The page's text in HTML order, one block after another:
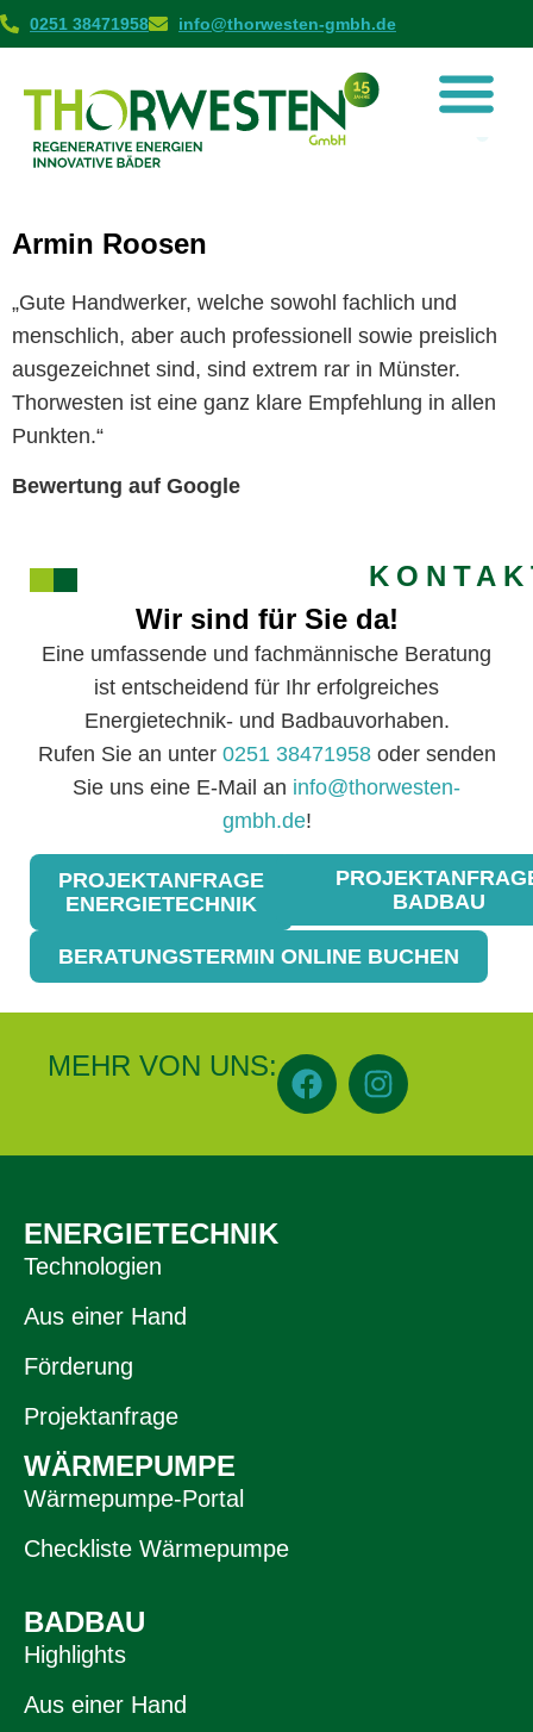
0251 38471958 info@thorwesten-gmbh.de
Armin Roosen
„Gute Handwerker, welche sowohl fachlich und
menschlich, aber auch professionell sowie preislich
ausgezeichnet sind, sind extrem rar in Münster.
Thorwesten ist eine ganz klare Empfehlung in allen
Punkten.“
Bewertung auf Google
Wir sind für Sie da!
Eine umfassende und fachmännische Beratung
ist entscheidend für Ihr erfolgreiches
Energietechnik- und Badbauvorhaben.
Rufen Sie an unter 0251 38471958oder senden
Sie uns eine E-Mail an info@thorwesten-
gmbh.de!
PROJEKTANFRAGE
ENERGIETECHNIK
BADBAU
BERATUNGSTERMIN ONLINE BUCHEN
MEHR VON UNS:
ENERGIETECHNIK
Technologien
Aus einer Hand
Förderung
Projektanfrage
WÄRMEPUMPE
Wärmepumpe-Portal
Checkliste Wärmepumpe
BADBAU
Highlights
Aus einer Hand